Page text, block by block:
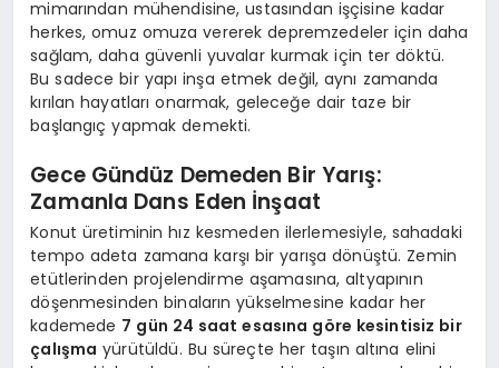
mimarından mühendisine, ustasından işçisine kadar
herkes, omuz omuza vererek depremzedeler için daha
sağlam, daha güvenli yuvalar kurmak için ter döktü.
Bu sadece bir yapı inşa etmek değil, aynı zamanda
kırılan hayatları onarmak, geleceğe dair taze bir
başlangıç yapmak demekti.
Gece Gündüz Demeden Bir Yarış:
Zamanla Dans Eden İnşaat
Konut üretiminin hız kesmeden ilerlemesiyle, sahadaki
tempo adeta zamana karşı bir yarışa dönüştü. Zemin
etütlerinden projelendirme aşamasına, altyapının
döşenmesinden binaların yükselmesine kadar her
kademede 7 gün 24 saat esasına göre kesintisiz bir
çalışma yürütüldü. Bu süreçte her taşın altına elini